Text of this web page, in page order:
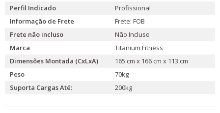
Perfil Indicado
Profissional
Informação de Frete
Frete: FOB
Frete não incluso
Não Incluso
Marca
Titanium Fitness
Dimensões Montada (CxLxA)
165 cm x 166 cm x 113 cm
Peso
70kg
Suporta Cargas Até:
200kg